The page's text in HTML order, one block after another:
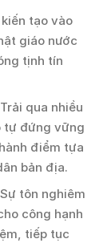
tạo vào
giáo nước
tịnh tín
Trải qua nhiều
tự đứng vững
điểm tựa
bản địa.
Sự tôn nghiêm
công hạnh
tiếp tục